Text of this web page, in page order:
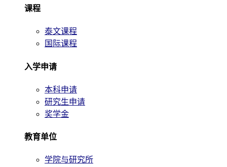
课程
泰文课程
国际课程
入学申请
本科申请
研究生申请
奖学金
教育单位
学院与研究所